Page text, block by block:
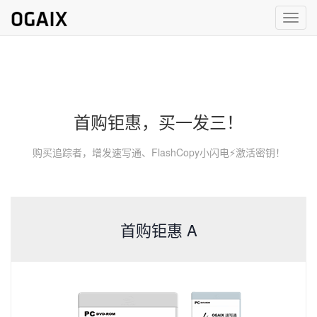
首购钜惠，买一发三！
购买追踪者，增发速写通、FlashCopy小闪电⚡激活密钥！
首购钜惠 A